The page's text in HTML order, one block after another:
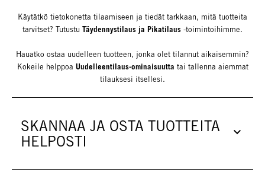
Käytätkö tietokonetta tilaamiseen ja tiedät tarkkaan, mitä tuotteita
tarvitset? Tutustu Täydennystilaus ja Pikatilaus -toimintoihimme.
Hauatko ostaa uudelleen tuotteen, jonka olet tilannut aikaisemmin?
Kokeile helppoa Uudelleentilaus-ominaisuutta tai tallenna aiemmat
tilauksesi itsellesi.
SKANNAA JA OSTA TUOTTEITA
HELPOSTI